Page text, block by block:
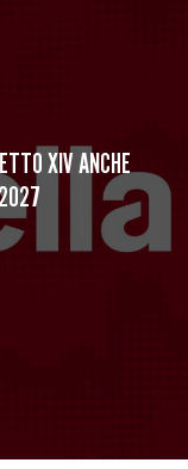
XIV ANCHE